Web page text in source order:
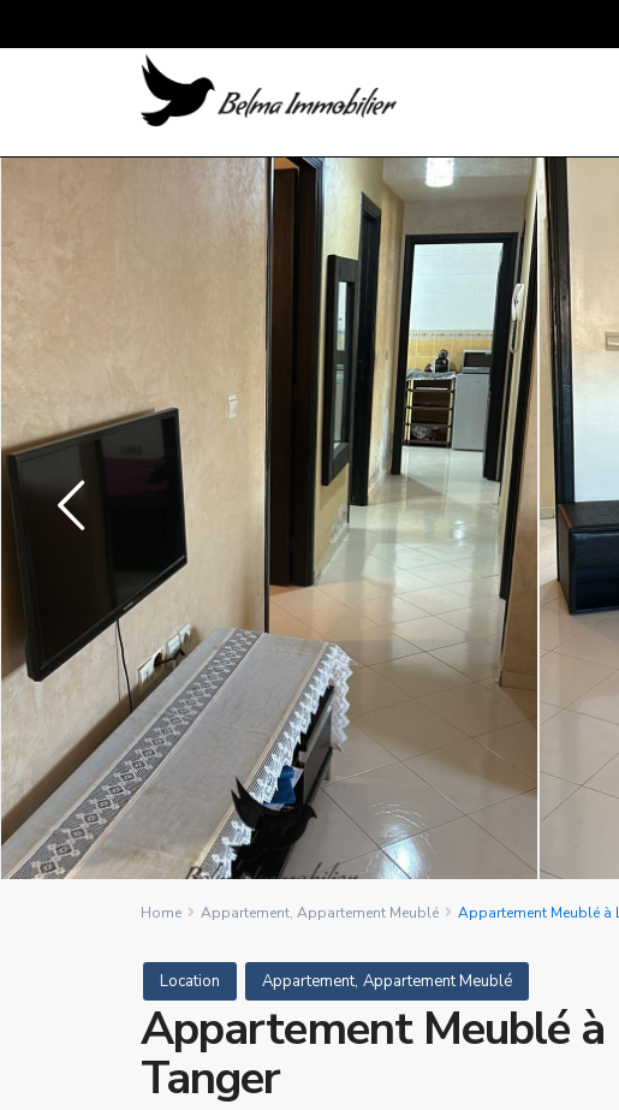
Home Appartement, Appartement Meublé Appartement Meublé à
Location Appartement, Appartement Meublé
Appartement Meublé à
Tanger